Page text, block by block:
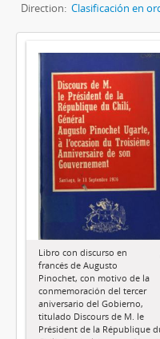
Direction: Clasificación en
Libro con discurso en
francés de Augusto
Pinochet, con motivo de la
conmemoración del tercer
aniversario del Gobierno,
titulado Discours de M. le
Président de la République